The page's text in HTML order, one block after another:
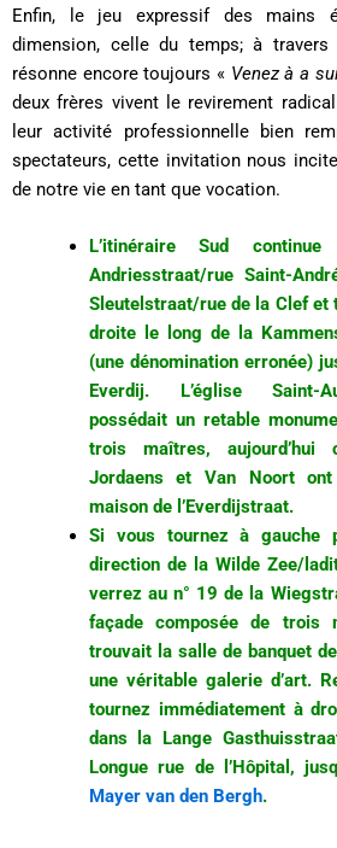
Enfin, le jeu expressif des mains
dimension, celle du temps; à travers
résonne encore toujours « Venez à a
deux frères vivent le revirement
leur activité professionnelle bien
spectateurs, cette invitation nous
de notre vie en tant que vocation.
L’itinéraire Sud
Andriesstraat/rue Saint-
Sleutelstraat/rue de la Clef et
droite le long de la
(une dénomination erronée)
Everdij. L’église Saint-
possédait un retable
trois maîtres, aujourd’hui
Jordaens et Van Noort
maison de l’Everdijstraat.
Si vous tournez à gauche
direction de la Wilde Zee/
verrez au n° 19 de la
façade composée de trois
trouvait la salle de banquet
une véritable galerie d’art.
tournez immédiatement à
dans la Lange
Longue rue de l’Hôpital,
Mayer van den Bergh.